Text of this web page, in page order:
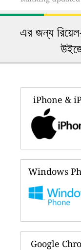
এর জন্য
iPhone &
Windows
Google